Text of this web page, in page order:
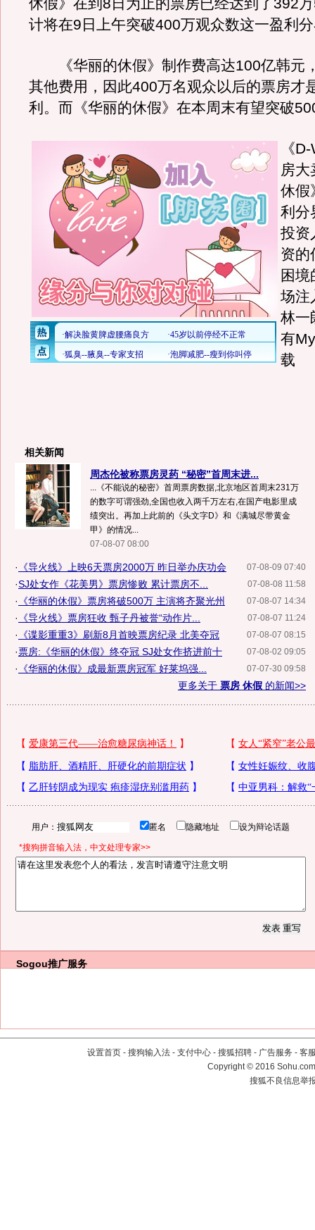
休假》在到8日为止的票房已经达到了392
计将在9日上午突破400万观众数这一盈利
《华丽的休假》制作费高达100亿韩元
其他费用，因此400万名观众以后的票房才
利。而《华丽的休假》在本周末有望突破
《
房大
休假
利分
投资
资的
困
场注
林一
有
载
相关新闻
周杰伦被称票房灵药 “秘密”首周末进...
...《不能说的秘密》首周票房数据,北京地区首周末231万
的数字可谓强劲,全国也收入两千万左右,在国产电影里成
绩突出。再加上此前的《头文字D》和《满城尽带黄金
甲》的情况...
07-08-07 08:00
07-08-09 07:40
· 《导火线》上映6天票房2000万 昨日举办庆功会
07-08-08 11:58
·SJ处女作《花美男》票房惨败 累计票房不...
07-08-07 14:34
· 《华丽的休假》票房将破500万 主演将齐聚光州
07-08-07 11:24
· 《导火线》票房狂收 甄子丹被誉“动作片...
07-08-07 08:15
· 《谍影重重3》刷新8月首映票房纪录 北美夺冠
07-08-02 09:05
·票房:《华丽的休假》终夺冠 SJ处女作挤进前十
07-07-30 09:58
·
《华丽的休假》成最新票房冠军 好莱坞强...
更多关于 票房 休假 的新闻>>
用户： 匿名 隐藏地址 设为辩论话题
*搜狗拼音输入法，中文处理专家>>
Sogou推广服务
设置首页 - 搜狗输入法 - 支付中心 - 搜狐招聘 - 广告服务 - 客
Copyright©2016
搜狐不良信息举